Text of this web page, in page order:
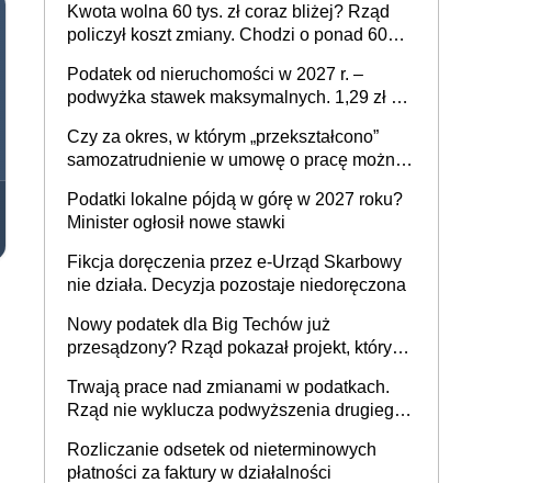
Kwota wolna 60 tys. zł coraz bliżej? Rząd
policzył koszt zmiany. Chodzi o ponad 60
Podatek od nieruchomości w 2027 r. –
podwyżka stawek maksymalnych. 1,29 zł za
budynków i lokali związanych z
prowadzeniem działalności gospodarczej
Czy za okres, w którym „przekształcono”
samozatrudnienie w umowę o pracę można
umowy cywilnoprawnej jedynym
racjonalnym wyjściem
Podatki lokalne pójdą w górę w 2027 roku?
Minister ogłosił nowe stawki
Fikcja doręczenia przez e-Urząd Skarbowy
nie działa. Decyzja pozostaje niedoręczona
Nowy podatek dla Big Techów już
przesądzony? Rząd pokazał projekt, który
Trwają prace nad zmianami w podatkach.
Rząd nie wyklucza podwyższenia drugiego
Rozliczanie odsetek od nieterminowych
płatności za faktury w działalności